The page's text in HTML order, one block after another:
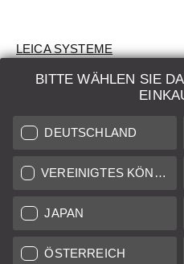
BITTE WÄHLEN SIE
DEUTSCHLAND
VEREINIGTES KÖNIGREICH
JAPAN
ÖSTERREICH
LEICA SYSTEME
BEWERTUNG
AUKTION
BRAND NEW
LEICA STORES